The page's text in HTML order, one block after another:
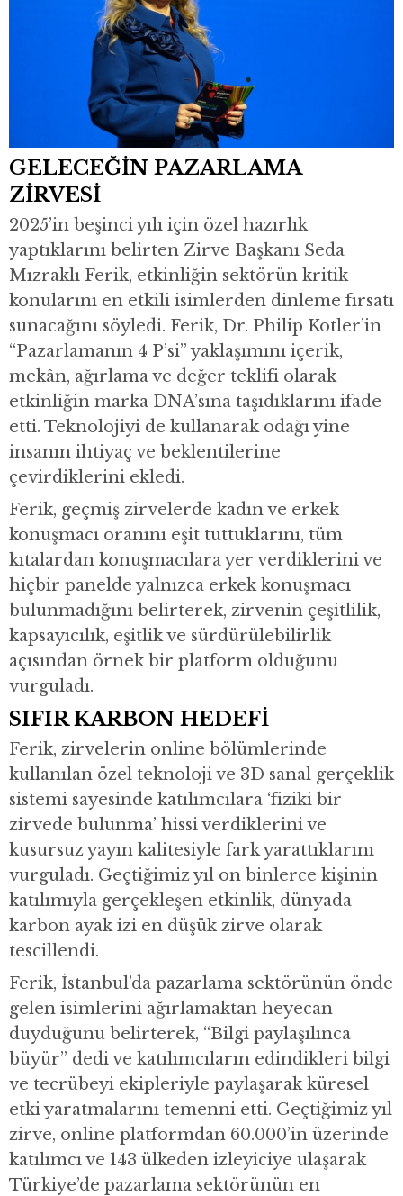
GELECEĞİN PAZARLAMA
ZİRVESİ
2025’in beşinci yılı için özel hazırlık
yaptıklarını belirten Zirve Başkanı Seda
Mızraklı Ferik, etkinliğin sektörün kritik
konularını en etkili isimlerden dinleme fırsatı
sunacağını söyledi. Ferik, Dr. Philip Kotler’in
“Pazarlamanın 4 P’si” yaklaşımını içerik,
mekân, ağırlama ve değer teklifi olarak
etkinliğin marka DNA’sına taşıdıklarını ifade
etti. Teknolojiyi de kullanarak odağı yine
insanın ihtiyaç ve beklentilerine
çevirdiklerini ekledi.
Ferik, geçmiş zirvelerde kadın ve erkek
konuşmacı oranını eşit tuttuklarını, tüm
kıtalardan konuşmacılara yer verdiklerini ve
hiçbir panelde yalnızca erkek konuşmacı
bulunmadığını belirterek, zirvenin çeşitlilik,
kapsayıcılık, eşitlik ve sürdürülebilirlik
açısından örnek bir platform olduğunu
vurguladı.
SIFIR KARBON HEDEFİ
Ferik, zirvelerin online bölümlerinde
kullanılan özel teknoloji ve 3D sanal gerçeklik
sistemi sayesinde katılımcılara ‘fiziki bir
zirvede bulunma’ hissi verdiklerini ve
kusursuz yayın kalitesiyle fark yarattıklarını
vurguladı. Geçtiğimiz yıl on binlerce kişinin
katılımıyla gerçekleşen etkinlik, dünyada
karbon ayak izi en düşük zirve olarak
tescillendi.
Ferik, İstanbul’da pazarlama sektörünün önde
gelen isimlerini ağırlamaktan heyecan
duyduğunu belirterek, “Bilgi paylaşılınca
büyür” dedi ve katılımcıların edindikleri bilgi
ve tecrübeyi ekipleriyle paylaşarak küresel
etki yaratmalarını temenni etti. Geçtiğimiz yıl
zirve, online platformdan 60.000’in üzerinde
katılımcı ve 143 ülkeden izleyiciye ulaşarak
Türkiye’de pazarlama sektörünün en